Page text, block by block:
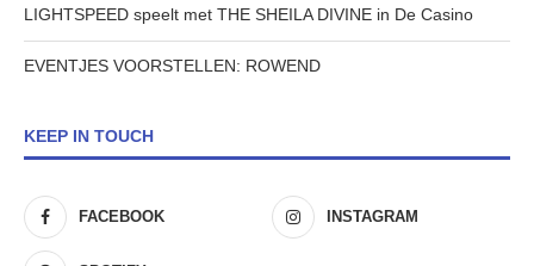
LIGHTSPEED speelt met THE SHEILA DIVINE in De Casino
EVENTJES VOORSTELLEN: ROWEND
KEEP IN TOUCH
FACEBOOK INSTAGRAM